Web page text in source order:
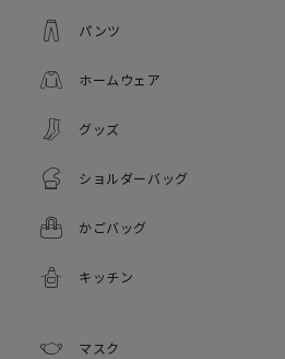
パンツ
ホームウェア
グッズ
ショルダーバッグ
かごバッグ
キッチン
マスク